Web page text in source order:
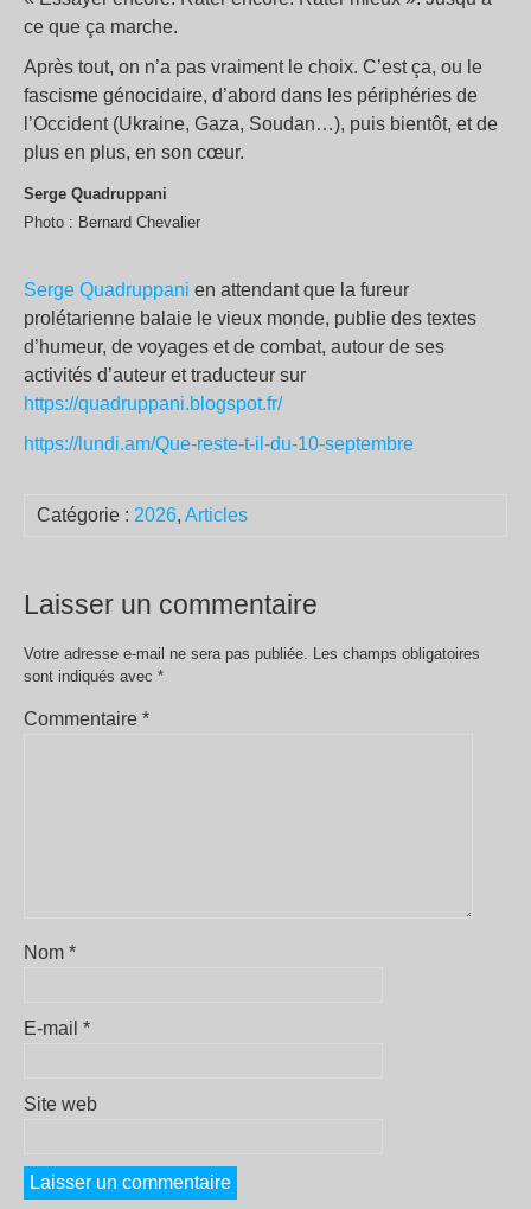
ce que ça marche.
Après tout, on n’a pas vraiment le choix. C’est ça, ou le
fascisme génocidaire, d’abord dans les périphéries de
l’Occident (Ukraine, Gaza, Soudan…), puis bientôt, et de
plus en plus, en son cœur.
Serge Quadruppani
Photo : Bernard Chevalier
Serge Quadruppani en attendant que la fureur
prolétarienne balaie le vieux monde, publie des textes
d’humeur, de voyages et de combat, autour de ses
activités d’auteur et traducteur sur
https://quadruppani.blogspot.fr/
https://lundi.am/Que-reste-t-il-du-10-septembre
Catégorie : 2026, Articles
Laisser un commentaire
Votre adresse e-mail ne sera pas publiée. Les champs obligatoires
sont indiqués avec *
Commentaire *
Nom *
E-mail *
Site web